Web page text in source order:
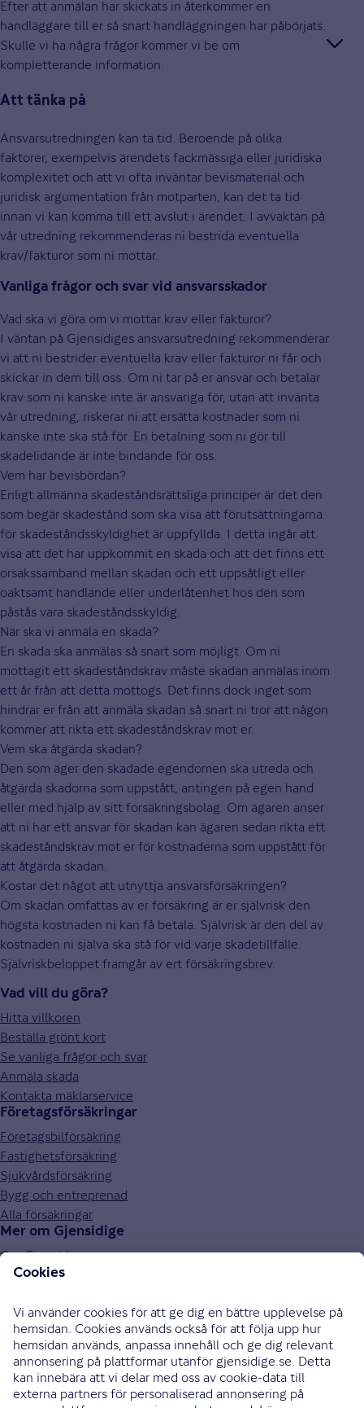
Efter att anmälan har skickats in återkommer en
handläggare till er så snart handläggningen har påbörjats.
Skulle vi ha några frågor kommer vi be om
kompletterande information.
Att tänka på
Ansvarsutredningen kan ta tid. Beroende på olika
faktorer, exempelvis ärendets fackmässiga eller juridiska
komplexitet och att vi ofta inväntar bevismaterial och
juridisk argumentation från motparten, kan det ta tid
innan vi kan komma till ett avslut i ärendet. I avvaktan på
vår utredning rekommenderas ni bestrida eventuella
krav/fakturor som ni mottar.
Vanliga frågor och svar vid ansvarsskador
Vad ska vi göra om vi mottar krav eller fakturor?
I väntan på Gjensidiges ansvarsutredning rekommenderar
vi att ni bestrider eventuella krav eller fakturor ni får och
skickar in dem till oss. Om ni tar på er ansvar och betalar
krav som ni kanske inte är ansvariga för, utan att invänta
vår utredning, riskerar ni att ersätta kostnader som ni
kanske inte ska stå för. En betalning som ni gör till
skadelidande är inte bindande för oss.
Vem har bevisbördan?
Enligt allmänna skadeståndsrättsliga principer är det den
som begär skadestånd som ska visa att förutsättningarna
för skadeståndsskyldighet är uppfyllda. I detta ingår att
visa att det har uppkommit en skada och att det finns ett
orsakssamband mellan skadan och ett uppsåtligt eller
oaktsamt handlande eller underlåtenhet hos den som
påstås vara skadeståndsskyldig.
När ska vi anmäla en skada?
En skada ska anmälas så snart som möjligt. Om ni
mottagit ett skadeståndskrav måste skadan anmälas inom
ett år från att detta mottogs. Det finns dock inget som
hindrar er från att anmäla skadan så snart ni tror att någon
kommer att rikta ett skadeståndskrav mot er.
Vem ska åtgärda skadan?
Den som äger den skadade egendomen ska utreda och
åtgärda skadorna som uppstått, antingen på egen hand
eller med hjälp av sitt försäkringsbolag. Om ägaren anser
att ni har ett ansvar för skadan kan ägaren sedan rikta ett
skadeståndskrav mot er för kostnaderna som uppstått för
att åtgärda skadan.
Kostar det något att utnyttja ansvarsförsäkringen?
Om skadan omfattas av er försäkring är er självrisk den
högsta kostnaden ni kan få betala. Självrisk är den del av
kostnaden ni själva ska stå för vid varje skadetillfälle.
Självriskbeloppet framgår av ert försäkringsbrev.
Vad vill du göra?
Hitta villkoren
Beställa grönt kort
Se vanliga frågor och svar
Anmäla skada
Kontakta mäklarservice
Företagsförsäkringar
Företagsbilförsäkring
Fastighetsförsäkring
Sjukvårdsförsäkring
Bygg och entreprenad
Alla försäkringar
Mer om Gjensidige
Om Gjensidige
Jobba hos oss
Press och media
Investor relations
Samarbetspartners
0771-326 326
Bli uppringd